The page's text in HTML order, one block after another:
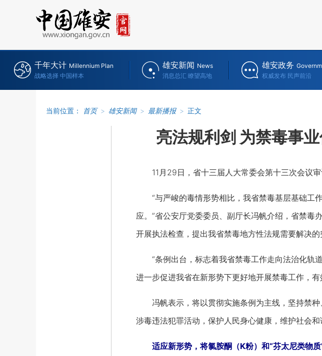
千年大计 Millennium Plan
战略选择 中国样本
雄安新闻 News
消息总汇 瞭望高地
雄安政务
权威发布 民声前沿
当前位置： 首页 > 雄安新闻 > 最新播报 > 正文
亮法规利剑 为禁毒事
11月29日，省十三届人大常委会第十三次会议审
“与严峻的毒情形势相比，我省禁毒基层基础工
应。”省公安厅党委委员、副厅长冯帆介绍，省禁
开展执法检查，提出我省禁毒地方性法规需要解决
“条例出台，标志着我省禁毒工作走向法治化轨
进一步促进我省在新形势下更好地开展禁毒工作，有
冯帆表示，将以贯彻实施条例为主线，坚持禁种
涉毒违法犯罪活动，保护人民身心健康，维护社会和
适应新形势，将氯胺酮（K粉）和“芬太尼类物